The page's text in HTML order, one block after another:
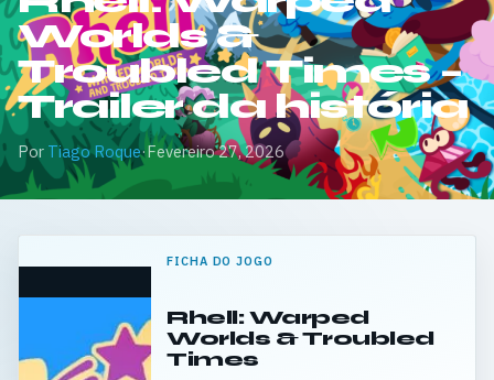
Worlds &
Troubled Times –
Trailer da história
Por Tiago Roque·Fevereiro 27, 2026
FICHA DO JOGO
Rhell: Warped
Worlds & Troubled
Times